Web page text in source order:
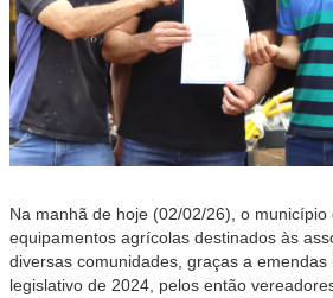
Na manhã de hoje (02/02/26), o
equipamentos agrícolas destinados às
diversas comunidades, graças a
legislativo de 2024, pelos então